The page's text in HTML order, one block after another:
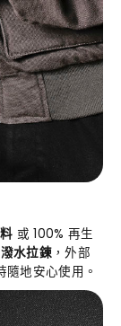
或 100% 再生
水拉鍊，外部
地安心使用。